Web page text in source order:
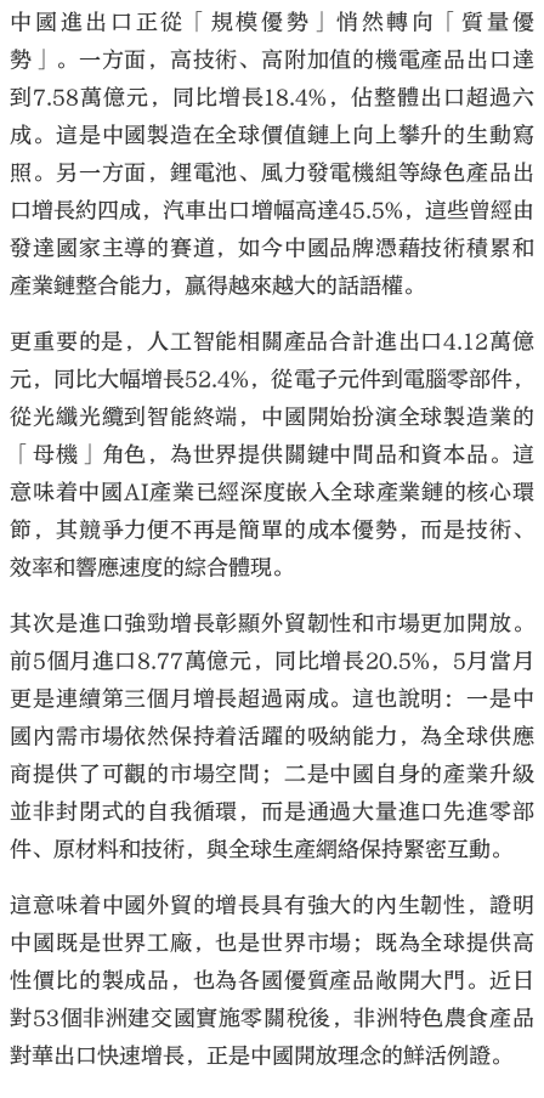
中國進出口正從「規模優勢」悄然轉向「質量優
勢」。一方面，高技術、高附加值的機電產品出口達
到7.58萬億元，同比增長18.4%，佔整體出口超過六
成。這是中國製造在全球價值鏈上向上攀升的生動寫
照。另一方面，鋰電池、風力發電機組等綠色產品出
口增長約四成，汽車出口增幅高達45.5%，這些曾經由
發達國家主導的賽道，如今中國品牌憑藉技術積累和
產業鏈整合能力，贏得越來越大的話語權。
更重要的是，人工智能相關產品合計進出口4.12萬億
元，同比大幅增長52.4%，從電子元件到電腦零部件，
從光纖光纜到智能終端，中國開始扮演全球製造業的
「母機」角色，為世界提供關鍵中間品和資本品。這
意味着中國AI產業已經深度嵌入全球產業鏈的核心環
節，其競爭力便不再是簡單的成本優勢，而是技術、
效率和響應速度的綜合體現。
其次是進口強勁增長彰顯外貿韌性和市場更加開放。
前5個月進口8.77萬億元，同比增長20.5%，5月當月
更是連續第三個月增長超過兩成。這也說明：一是中
國內需市場依然保持着活躍的吸納能力，為全球供應
商提供了可觀的市場空間；二是中國自身的產業升級
並非封閉式的自我循環，而是通過大量進口先進零部
件、原材料和技術，與全球生產網絡保持緊密互動。
這意味着中國外貿的增長具有強大的內生韌性，證明
中國既是世界工廠，也是世界市場；既為全球提供高
性價比的製成品，也為各國優質產品敞開大門。近日
對53個非洲建交國實施零關稅後，非洲特色農食產品
對華出口快速增長，正是中國開放理念的鮮活例證。